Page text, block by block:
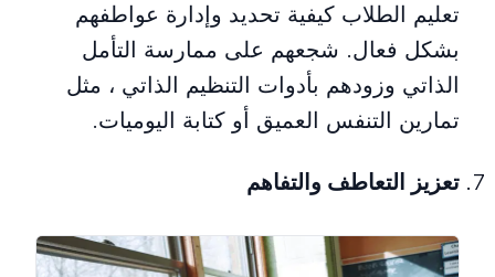
تعليم الطلاب كيفية تحديد وإدارة عواطفهم
بشكل فعال. شجعهم على ممارسة التأمل
الذاتي وزودهم بأدوات التنظيم الذاتي ، مثل
تمارين التنفس العميق أو كتابة اليوميات.
تعزيز التعاطف والتفاهم